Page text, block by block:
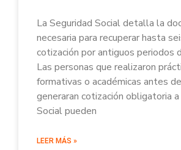
La Seguridad Social detalla la
necesaria para recuperar hasta
cotización por antiguos periodos
Las personas que realizaron
formativas o académicas antes
generaran cotización obligatoria
Social pueden
LEER MÁS »